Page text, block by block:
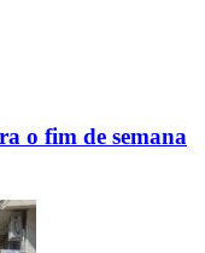
o fim de semana